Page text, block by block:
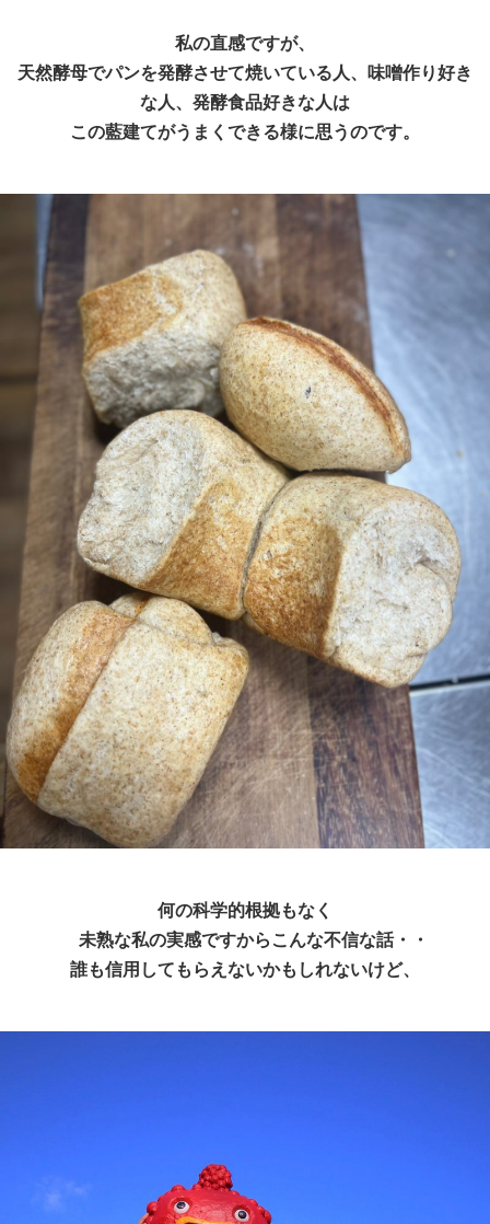
私の直感ですが、
天然酵母でパンを発酵させて焼いている人、味噌作り好き
な人、発酵食品好きな人は
この藍建てがうまくできる様に思うのです。
何の科学的根拠もなく
未熟な私の実感ですからこんな不信な話・・
誰も信用してもらえないかもしれないけど、